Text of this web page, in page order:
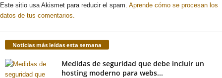
Este sitio usa Akismet para reducir el spam. Aprende cómo se procesan los
datos de tus comentarios.
Noticias más leídas esta semana
Medidas de seguridad que debe incluir un
hosting moderno para webs...